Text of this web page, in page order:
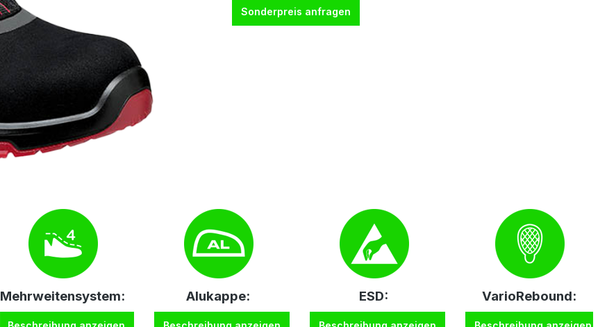
Sonderpreis anfragen
Mehrweitensystem: Alukappe: ESD: VarioRebound: